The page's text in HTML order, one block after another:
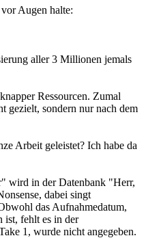
Augen halte:
aller 3 Millionen jemals
Ressourcen. Zumal
gezielt, sondern nur nach dem
Arbeit geleistet? Ich habe da
wird in der Datenbank "Herr,
dabei singt
das Aufnahmedatum,
ist, fehlt es in der
1, wurde nicht angegeben.